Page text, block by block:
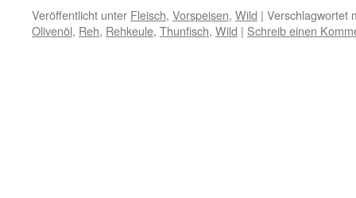
Veröffentlicht unter Fleisch, Vorspeisen, Wild | Verschlagwortet
Olivenöl, Reh, Rehkeule, Thunfisch, Wild | Schreib einen